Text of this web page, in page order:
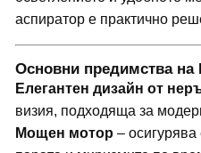
аспиратор е практично
Основни предимства на
Елегантен дизайн от
визия, подходяща за
Мощен мотор –